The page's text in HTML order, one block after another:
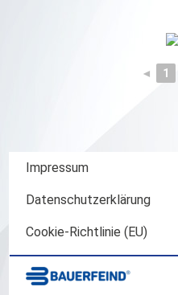
◄ 1
Impressum
Datenschutzerklärung
Cookie-Richtlinie (EU)